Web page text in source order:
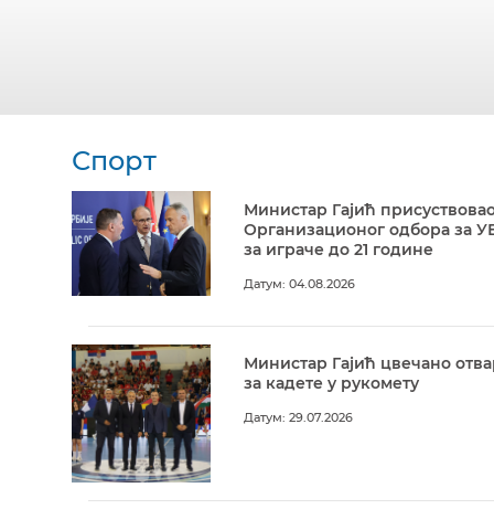
Спорт
Министар Гајић
Организационог одбора за
за играче до 21 године
Датум: 04.08.2026
Министар Гајић цвечано
за кадете у рукомету
Датум: 29.07.2026